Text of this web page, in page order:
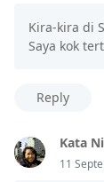
Kira-kira di
Saya kok
Reply
Kata
11